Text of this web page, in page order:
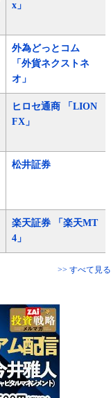
x」
外為どっとコム
「外貨ネクストネ
オ」
ヒロセ通商 「LION
FX」
松井証券
楽天証券 「楽天MT
4」
>> すべて見る